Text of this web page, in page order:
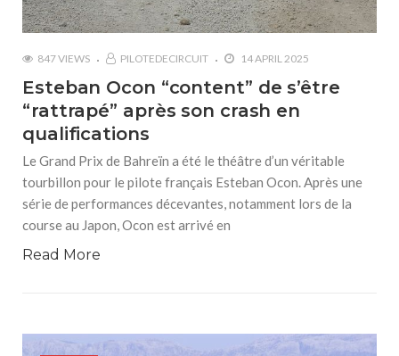
847 VIEWS PILOTEDECIRCUIT 14 APRIL 2025
Esteban Ocon “content” de s’être
“rattrapé” après son crash en
qualifications
Le Grand Prix de Bahreïn a été le théâtre d’un véritable
tourbillon pour le pilote français Esteban Ocon. Après une
série de performances décevantes, notamment lors de la
course au Japon, Ocon est arrivé en
Read More